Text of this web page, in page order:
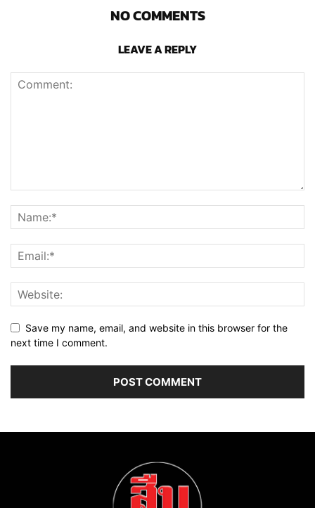
NO COMMENTS
LEAVE A REPLY
Save my name, email, and website in this browser for the
next time I comment.